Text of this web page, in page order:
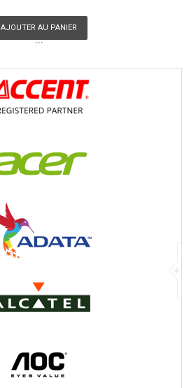
AJOUTER AU PANIER
```